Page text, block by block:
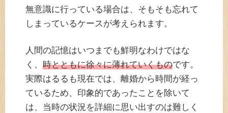
無意識に行っている場合は、そもそも忘れて
しまっているケースが考えられます。
人間の記憶はいつまでも鮮明なわけではな
く、 時とともに徐々に薄れていくものです。
実際はるるも現在では、離婚から時間が経っ
ているため、印象的であったことを除いて
は、当時の状況を詳細に思い出すのは難しく